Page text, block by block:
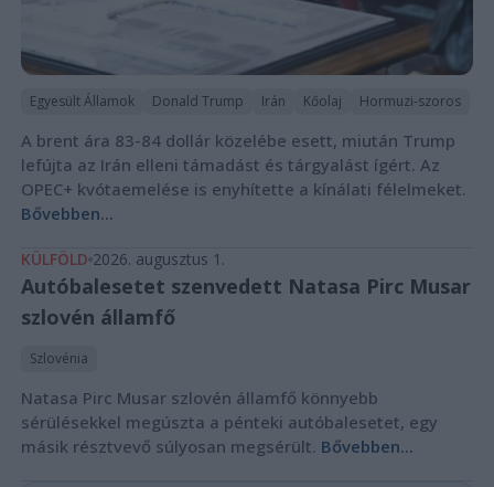
Egyesült Államok Donald Trump Irán Kőolaj Hormuzi-szoros
A brent ára 83-84 dollár közelébe esett, miután Trump
lefújta az Irán elleni támadást és tárgyalást ígért. Az
OPEC+ kvótaemelése is enyhítette a kínálati félelmeket.
Bővebben...
KÜLFÖLD 2026. augusztus 1.
Autóbalesetet szenvedett Natasa Pirc Musar
szlovén államfő
Szlovénia
Natasa Pirc Musar szlovén államfő könnyebb
sérülésekkel megúszta a pénteki autóbalesetet, egy
másik résztvevő súlyosan megsérült. Bővebben...